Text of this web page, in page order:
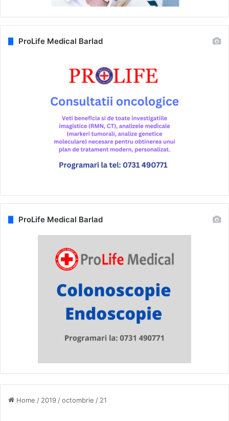
Home / 2019 /octombrie / 21
ProLife Medical Barlad
ProLife Medical Barlad